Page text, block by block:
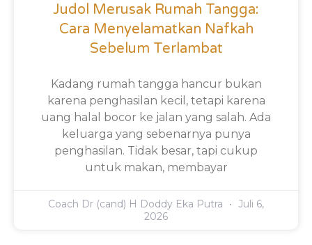
Judol Merusak Rumah Tangga:
Cara Menyelamatkan Nafkah
Sebelum Terlambat
Kadang rumah tangga hancur bukan
karena penghasilan kecil, tetapi karena
uang halal bocor ke jalan yang salah. Ada
keluarga yang sebenarnya punya
penghasilan. Tidak besar, tapi cukup
untuk makan, membayar
Coach Dr (cand) H Doddy Eka Putra
Juli 6,
2026